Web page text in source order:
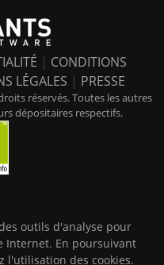
| CONDITIONS
LÉGALES | PRESSE
réservés. Toutes les autres
dépositaires respectifs.
outils d'analyse pour
Internet. En poursuivant
l'utilisation des cookies.